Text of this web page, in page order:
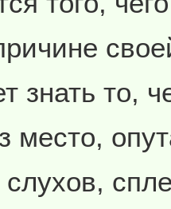
знать то,
место,